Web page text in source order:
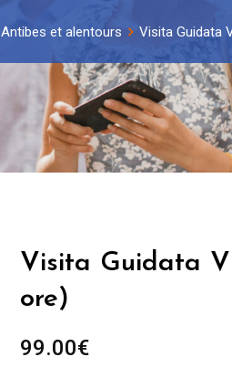
Antibes et alentours Visita Guidata
Visita Guidata
ore)
99.00€